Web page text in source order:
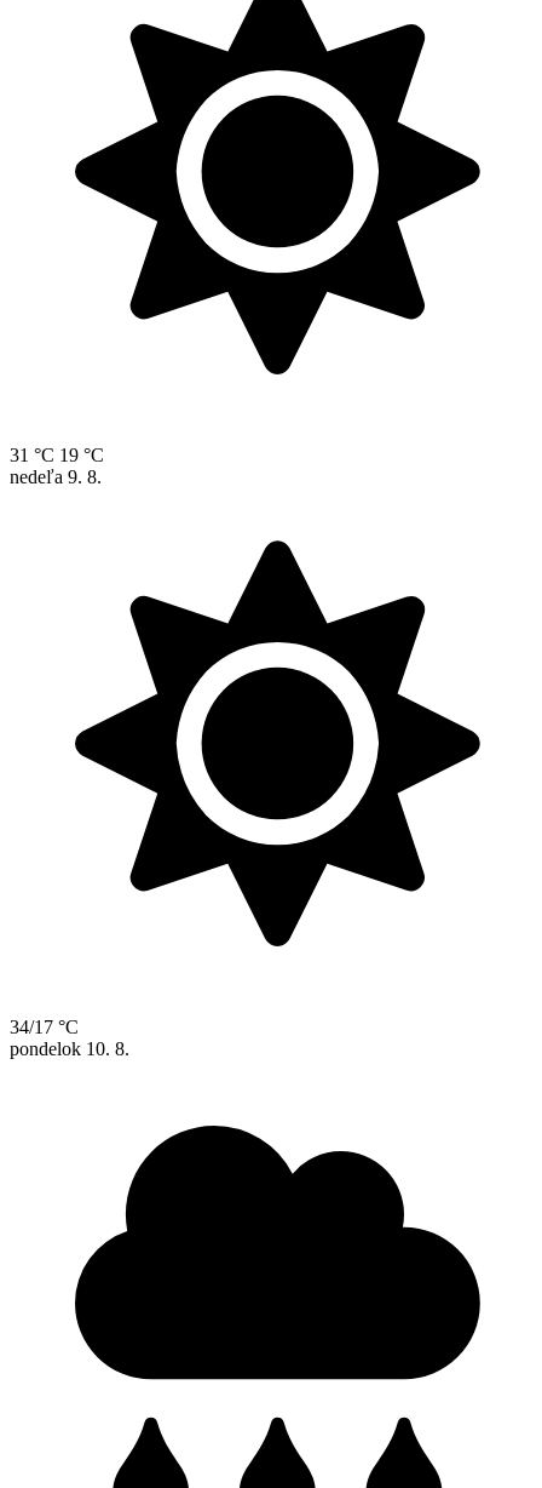
31 °C 19 °C
nedeľa 9. 8.
34/17 °C
pondelok 10. 8.